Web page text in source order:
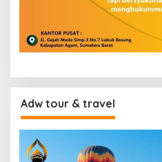
Adw tour & travel